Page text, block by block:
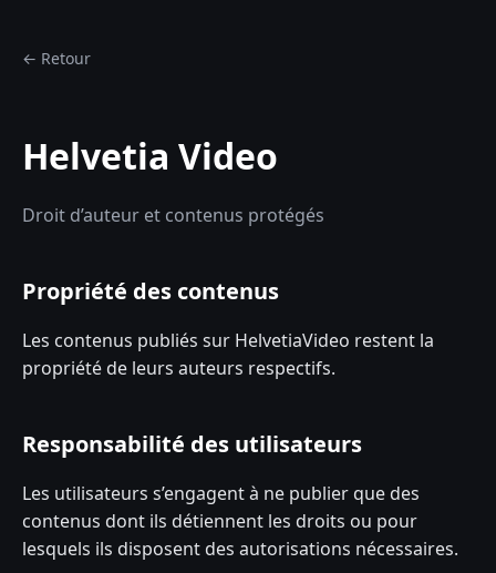
← Retour
Helvetia Video
Droit d’auteur et contenus protégés
Propriété des contenus
Les contenus publiés sur HelvetiaVideo restent la
propriété de leurs auteurs respectifs.
Responsabilité des utilisateurs
Les utilisateurs s’engagent à ne publier que des
contenus dont ils détiennent les droits ou pour
lesquels ils disposent des autorisations nécessaires.